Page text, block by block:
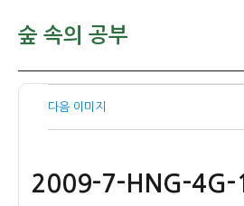
숲 속의 공부
다음 이미지
2009-7-HNG-4G-1